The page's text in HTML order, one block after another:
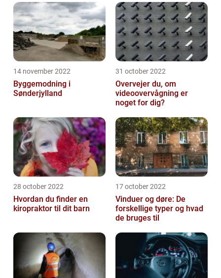
14 november 2022
Byggemodning i
Sønderjylland
31 october 2022
Overvejer du, om
videoovervågning er
noget for dig?
28 october 2022
Hvordan du finder en
kiropraktor til dit barn
17 october 2022
Vinduer og døre: De
forskellige typer og hvad
de bruges til